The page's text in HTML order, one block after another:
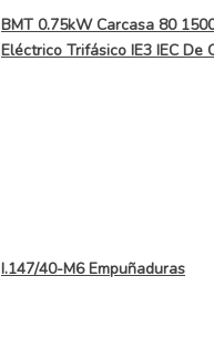
BMT 0.75kW Carcasa 80
Eléctrico Trifásico IE3 IEC De
I.147/40-M6 Empuñaduras